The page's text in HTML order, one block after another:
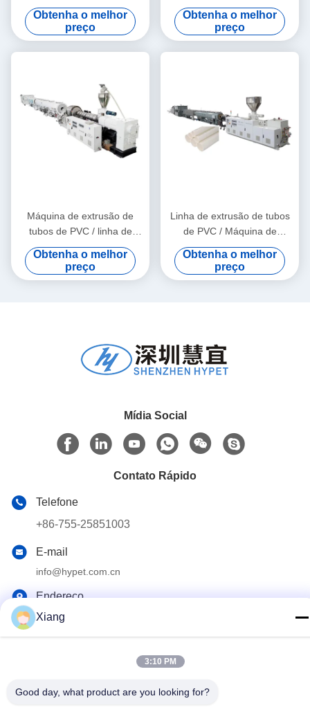
produção 20-63 da
tubulação PPR
Obtenha o melhor
preço
materiais granulados de PE
e PVC
Obtenha o melhor
preço
Máquina de extrusão de
tubos de PVC / linha de
produção de tubos de PVC
315-630
Obtenha o melhor
preço
Linha de extrusão de tubos
de PVC / Máquina de
fabricação de tubos de PVC
160
Obtenha o melhor
preço
Mídia Social
Contato Rápido
Telefone
+86-755-25851003
E-mail
info@hypet.com.cn
Endereço
Sala 2205 Edifício 4 da Rua BAGUA, SHENZHEN, CHINA
Política de Privacidade| Mapa do Site
Copyright © 2021-2026 Shenzhen HYPET Co., Ltd. Todos os
Xiang
3:10 PM
Good day, what product are you looking for?